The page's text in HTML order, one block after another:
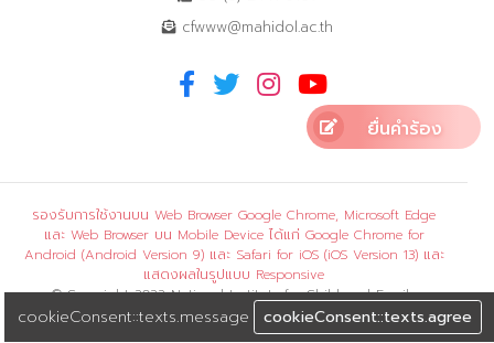
cookieConsent::texts.message cookieConsent::texts.agree
cfwww@mahidol.ac.th
ยื่นคำร้อง
รองรับการใช้งานบน Web Browser Google Chrome, Microsoft Edge
และ Web Browser บน Mobile Device ได้แก่ Google Chrome for
Android (Android Version 9) และ Safari for iOS (iOS Version 13) และ
แสดงผลในรูปแบบ Responsive
© Copyright 2022 National Institute for Child and Family
Development, Mahidol University. All rights reserved.